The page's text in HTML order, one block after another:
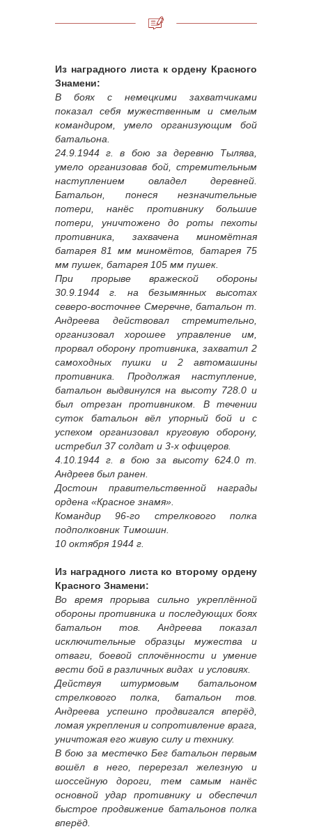
Из наградного листа к ордену Красного
Знамени:
В боях с немецкими захватчиками
показал себя мужественным и смелым
командиром, умело организующим бой
батальона.
24.9.1944 г. в бою за деревню Тылява,
умело организовав бой, стремительным
наступлением овладел деревней.
Батальон, понеся незначительные
потери, нанёс противнику большие
потери, уничтожено до роты пехоты
противника, захвачена миномётная
батарея 81 мм миномётов, батарея 75
мм пушек, батарея 105 мм пушек.
При прорыве вражеской обороны
30.9.1944 г. на безымянных высотах
северо-восточнее Смеречне, батальон т.
Андреева действовал стремительно,
организовал хорошее управление им,
прорвал оборону противника, захватил 2
самоходных пушки и 2 автомашины
противника. Продолжая наступление,
батальон выдвинулся на высоту 728.0 и
был отрезан противником. В течении
суток батальон вёл упорный бой и с
успехом организовал круговую оборону,
истребил 37 солдат и 3-х офицеров.
4.10.1944 г. в бою за высоту 624.0 т.
Андреев был ранен.
Достоин правительственной награды
ордена «Красное знамя».
Командир 96-го стрелкового полка
подполковник Тимошин.
10 октября 1944 г.
Из наградного листа ко второму ордену
Красного Знамени:
Во время прорыва сильно укреплённой
обороны противника и последующих боях
батальон тов. Андреева показал
исключительные образцы мужества и
отваги, боевой сплочённости и умение
вести бой в различных видах и условиях.
Действуя штурмовым батальоном
стрелкового полка, батальон тов.
Андреева успешно продвигался вперёд,
ломая укрепления и сопротивление врага,
уничтожая его живую силу и технику.
В бою за местечко Бег батальон первым
вошёл в него, перерезал железную и
шоссейную дороги, тем самым нанёс
основной удар противнику и обеспечил
быстрое продвижение батальонов полка
вперёд.